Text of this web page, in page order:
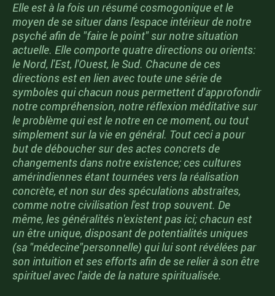
Elle est à la fois un résumé cosmogonique et le
moyen de se situer dans l'espace intérieur de notre
psyché afin de "faire le point" sur notre situation
actuelle. Elle comporte quatre directions ou orients:
le Nord, l'Est, l'Ouest, le Sud. Chacune de ces
directions est en lien avec toute une série de
symboles qui chacun nous permettent d'approfondir
notre compréhension, notre réflexion méditative sur
le problème qui est le notre en ce moment, ou tout
simplement sur la vie en général. Tout ceci a pour
but de déboucher sur des actes concrets de
changements dans notre existence; ces cultures
amérindiennes étant tournées vers la réalisation
concrète, et non sur des spéculations abstraites,
comme notre civilisation l'est trop souvent. De
même, les généralités n'existent pas ici; chacun est
un être unique, disposant de potentialités uniques
(sa "médecine"personnelle) qui lui sont révélées par
son intuition et ses efforts afin de se relier à son être
spirituel avec l'aide de la nature spiritualisée.